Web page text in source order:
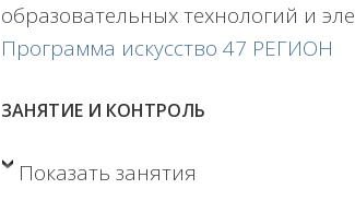
образовательных технологий и
Программа искусство 47 РЕГИОН
ЗАНЯТИЕ И КОНТРОЛЬ
Показать занятия